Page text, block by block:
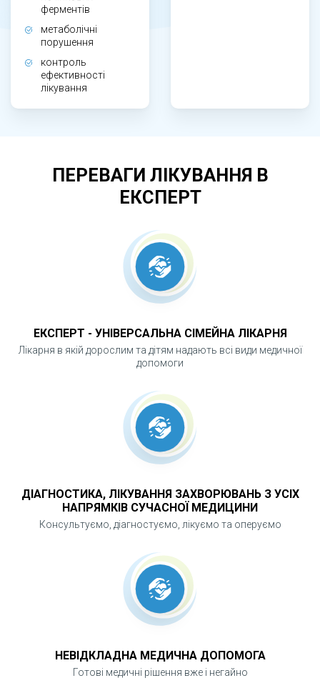
препаратів. Результати дозволяють оцінити
активність печінкових ферментів, білковий
обмін і функцію жовчовиділення.
ЧОМУ ПЕЧІНКОВІ ПРОБИ Є ВАЖЛИВИМИ?
функції можуть довго залишатися
непоміченими. Печінкові проби дозволяють
ступінь ураження та своєчасно розпочати
лікування або корекцію способу життя.
ферментів
метаболічні
порушення
контроль
ефективності
лікування
ПЕРЕВАГИ ЛІКУВАННЯ В
ЕКСПЕРТ
ЕКСПЕРТ - УНІВЕРСАЛЬНА СІМЕЙНА ЛІКАРНЯ
Лікарня в якій дорослим та дітям надають всі види медичної
допомоги
ДІАГНОСТИКА, ЛІКУВАННЯ ЗАХВОРЮВАНЬ З УСІХ
НАПРЯМКІВ СУЧАСНОЇ МЕДИЦИНИ
Консультуємо, діагностуємо, лікуємо та оперуємо
НЕВІДКЛАДНА МЕДИЧНА ДОПОМОГА
Готові медичні рішення вже і негайно